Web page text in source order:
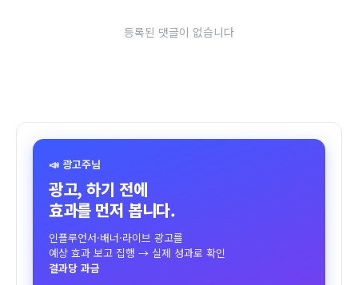
등록된 댓글이 없습니다
📣 광고주님
광고, 하기 전에
효과를 먼저 봅니다.
인플루언서·배너·라이브 광고를
예상 효과 보고 집행 → 실제 성과로 확인
결과당 과금